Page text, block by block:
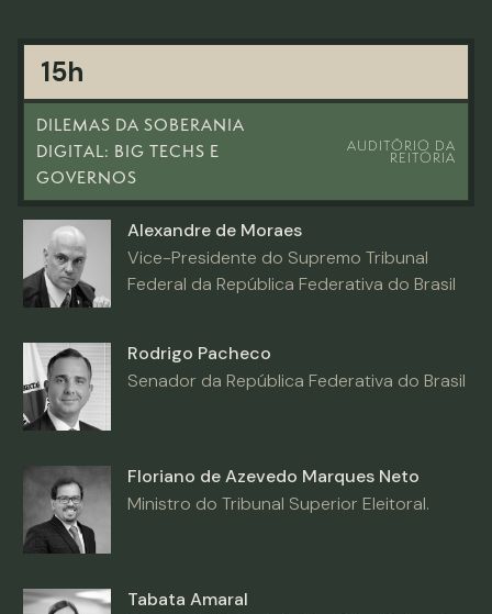
15h
DILEMAS DA SOBERANIA
DIGITAL: BIG TECHS E
GOVERNOS
AUDITÓRIO DA
REITORIA
Alexandre de Moraes
Vice-Presidente do Supremo Tribunal
Federal da República Federativa do Brasil
Rodrigo Pacheco
Senador da República Federativa do Brasil
Floriano de Azevedo Marques Neto
Ministro do Tribunal Superior Eleitoral.
Tabata Amaral